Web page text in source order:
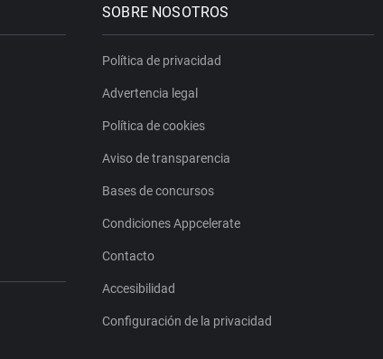
SOBRE NOSOTROS
Política de privacidad
Advertencia legal
Política de cookies
Aviso de transparencia
Bases de concursos
Condiciones Appcelerate
Contacto
Accesibilidad
Configuración de la privacidad